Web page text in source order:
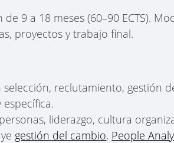
de 9 a 18 meses (60–90 ECTS).
proyectos y trabajo final.
reclutamiento, gestión
liderazgo, cultura
gestión del cambio, People